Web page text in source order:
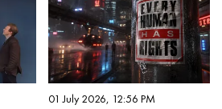
01 July 2026, 12:56 PM